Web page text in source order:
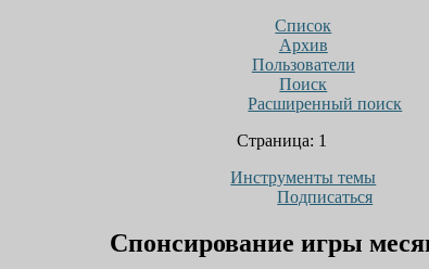
Список
Архив
Пользователи
Поиск
Расширенный поиск
Страница: 1
Инструменты темы
Подписаться
Спонсирование игры